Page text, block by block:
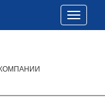
Toggle